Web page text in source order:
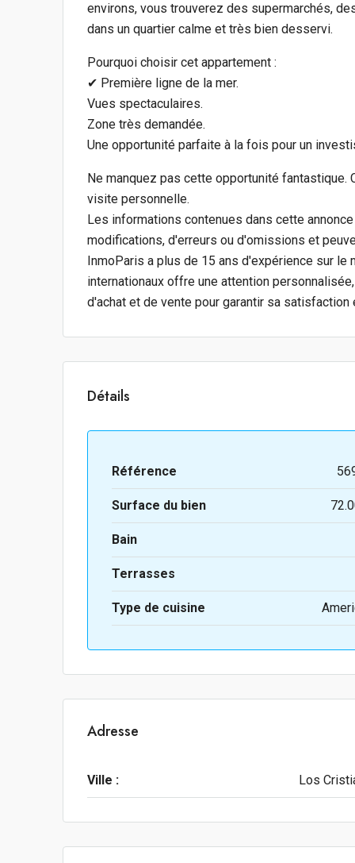
environs, vous trouverez des supermarchés,
dans un quartier calme et très bien desservi.
Pourquoi choisir cet appartement :
✔ Première ligne de la mer.
Vues spectaculaires.
Zone très demandée.
Une opportunité parfaite à la fois pour un
Ne manquez pas cette opportunité
visite personnelle.
Les informations contenues dans cette
modifications, d'erreurs ou d'omissions et
InmoParis a plus de 15 ans d'expérience sur
internationaux offre une attention
d'achat et de vente pour garantir sa
Détails
Référence
Surface du bien
Bain
Terrasses
Type de cuisine
Adresse
Ville : Los